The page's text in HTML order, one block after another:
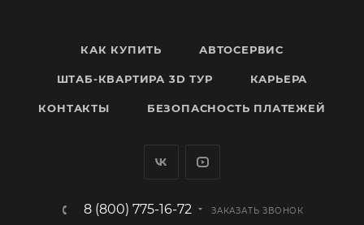
КАК КУПИТЬ АВТОСЕРВИС
ШТАБ-КВАРТИРА 3D ТУР КАРЬЕРА
КОНТАКТЫ БЕЗОПАСНОСТЬ ПЛАТЕЖЕЙ
8 (800) 775-16-72 ЗАКАЗАТЬ ЗВОНОК